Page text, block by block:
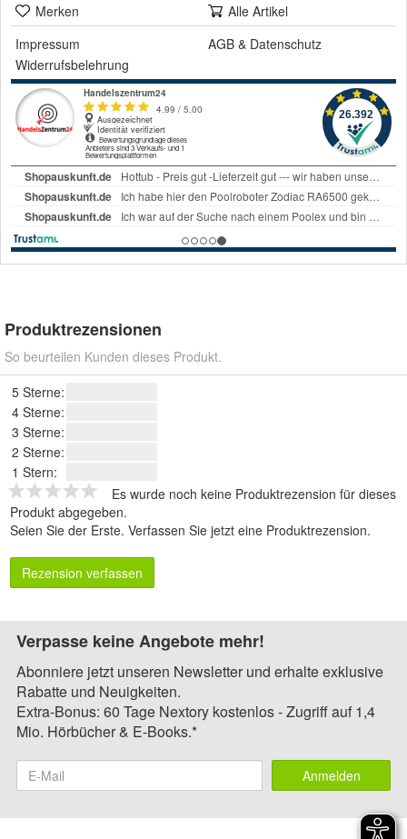
Merken
Alle Artikel
Impressum
AGB & Datenschutz
Widerrufsbelehrung
Produktrezensionen
So beurteilen Kunden dieses Produkt.
5 Sterne:
4 Sterne:
3 Sterne:
2 Sterne:
1 Stern:
Es wurde noch keine Produktrezension für dieses
Produkt abgegeben.
Seien Sie der Erste. Verfassen Sie jetzt eine Produktrezension.
Rezension verfassen
Verpasse keine Angebote mehr!
Abonniere jetzt unseren Newsletter und erhalte exklusive
Rabatte und Neuigkeiten.
Extra-Bonus: 60 Tage Nextory kostenlos - Zugriff auf 1,4
Mio. Hörbücher & E-Books.*
Anmelden